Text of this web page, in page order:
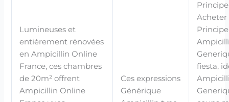
Lumineuses et
entièrement rénovées
en Ampicillin Online
France, ces chambres
de 20m² offrent
Ampicillin Online
Ces expressions
Générique
Acheter
fiesta,